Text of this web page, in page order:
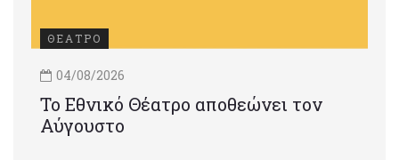
ΘΕΑΤΡΟ
04/08/2026
Το Εθνικό Θέατρο αποθεώνει τον
Αύγουστο